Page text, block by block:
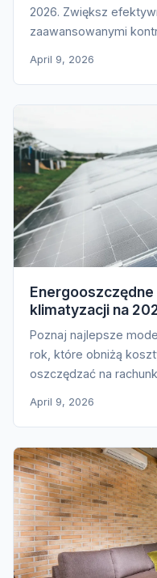
2026. Zwiększ
zaawansowanymi
April 9, 2026
klimatyzacji na
Poznaj najlepsze
rok, które obniżą
oszczędzać na
April 9, 2026